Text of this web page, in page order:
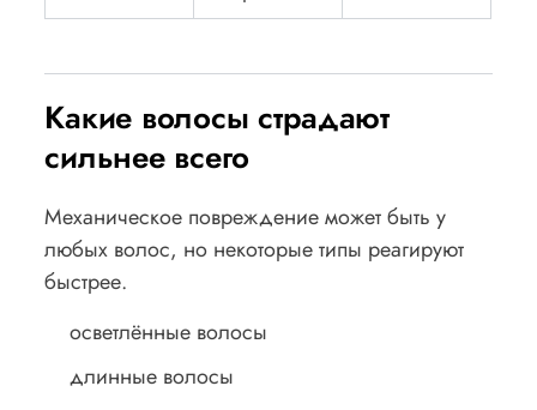
Какие волосы страдают
сильнее всего
Механическое повреждение может быть у
любых волос, но некоторые типы реагируют
быстрее.
осветлённые волосы
длинные волосы